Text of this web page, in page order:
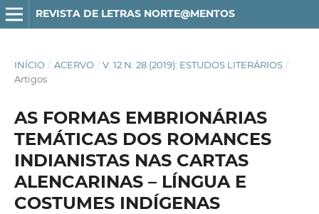
REVISTA DE LETRAS NORTE@MENTOS
INÍCIO / ACERVO / V. 12 N. 28 (2019): ESTUDOS LITERÁRIOS /
Artigos
AS FORMAS EMBRIONÁRIAS
TEMÁTICAS DOS ROMANCES
INDIANISTAS NAS CARTAS
ALENCARINAS – LÍNGUA E
COSTUMES INDÍGENAS